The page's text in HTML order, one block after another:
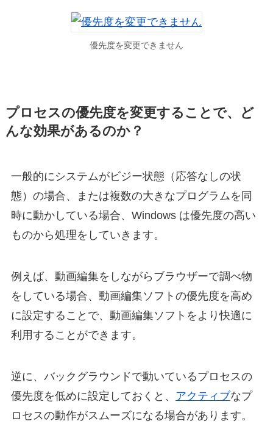
優先度を変更できません
プロセスの優先度を変更することで、ど
んな効果があるのか？
一般的にシステムがビジー状態（応答なしの状
態）の場合、または複数の大きなプログラムを同
時に動かしている場合、Windows は優先度の高い
ものから処理をしていきます。
例えば、動画編集をしながらブラウザーで調べ物
をしている場合、動画編集ソフトの優先度を高め
に設定することで、動画編集ソフトをより快適に
利用することができます。
逆に、バックグラウンドで動いているプロセスの
優先度を低めに設定しておくと、 アクティブなプ
ロセスの動作がスムーズになる場合があります。